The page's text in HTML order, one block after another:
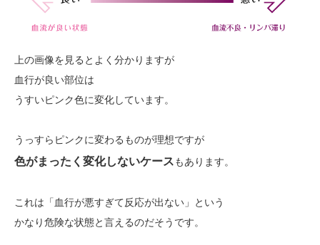
上の画像を見るとよく分かりますが
血行が良い部位は
うすいピンク色に変化しています。
うっすらピンクに変わるものが理想ですが
色がまったく変化しないケースもあります。
これは「血行が悪すぎて反応が出ない」という
かなり危険な状態と言えるのだそうです。